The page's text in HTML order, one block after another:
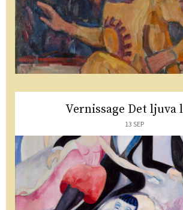
Vernissage Det ljuva
13 SEP